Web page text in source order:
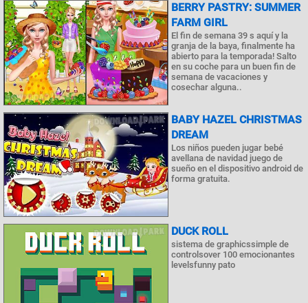
BERRY PASTRY: SUMMER
FARM GIRL
El fin de semana 39 s aquí y la
granja de la baya, finalmente ha
abierto para la temporada! Salto
en su coche para un buen fin de
semana de vacaciones y
cosechar alguna..
BABY HAZEL CHRISTMAS
DREAM
Los niños pueden jugar bebé
avellana de navidad juego de
sueño en el dispositivo android de
forma gratuita.
DUCK ROLL
sistema de graphicssimple de
controlsover 100 emocionantes
levelsfunny pato